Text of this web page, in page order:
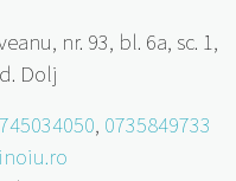
nr. 93, bl. 6a, sc. 1,
Dolj
, 0735849733